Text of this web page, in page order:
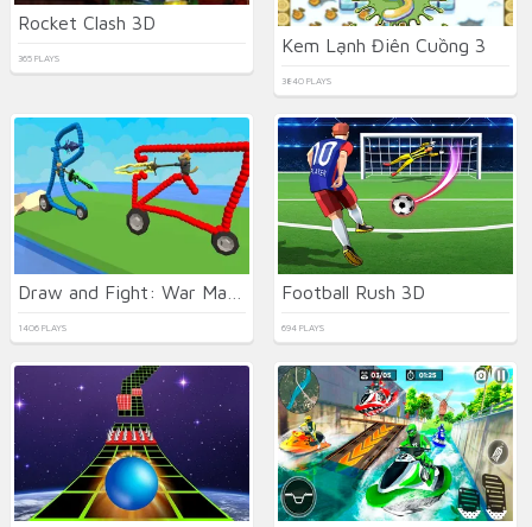
Rocket Clash 3D
365 PLAYS
Kem Lạnh Điên Cuồng 3
3840 PLAYS
1406 PLAYS
Football Rush 3D
694 PLAYS